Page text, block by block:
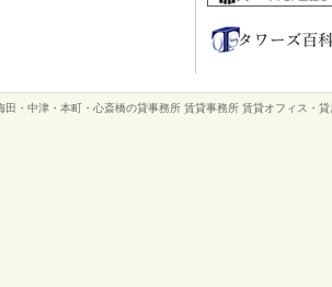
田・中津・本町・心斎橋の貸事務所 賃貸事務所 賃貸オフィス・